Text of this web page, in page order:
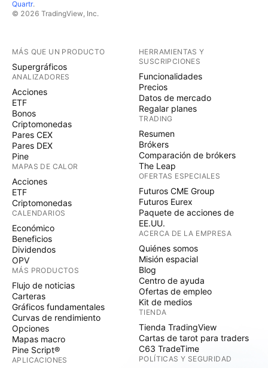
Quartr.
© 2026 TradingView, Inc.
MÁS QUE UN PRODUCTO
Supergráficos
ANALIZADORES
Acciones
ETF
Bonos
Criptomonedas
Pares CEX
Pares DEX
Pine
MAPAS DE CALOR
Acciones
ETF
Criptomonedas
CALENDARIOS
Económico
Beneficios
Dividendos
OPV
MÁS PRODUCTOS
Flujo de noticias
Carteras
Gráficos fundamentales
Curvas de rendimiento
Opciones
Mapas macro
Pine Script®
APLICACIONES
HERRAMIENTAS Y
SUSCRIPCIONES
Funcionalidades
Precios
Datos de mercado
Regalar planes
TRADING
Resumen
Brókers
Comparación de brókers
The Leap
OFERTAS ESPECIALES
Futuros CME Group
Futuros Eurex
Paquete de acciones de
EE.UU.
ACERCA DE LA EMPRESA
Quiénes somos
Misión espacial
Blog
Centro de ayuda
Ofertas de empleo
Kit de medios
TIENDA
Tienda TradingView
Cartas de tarot para traders
C63 TradeTime
POLÍTICAS Y SEGURIDAD